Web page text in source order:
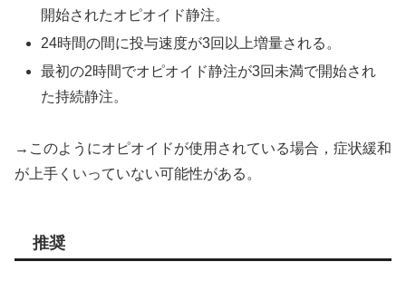
開始されたオピオイド静注。
24時間の間に投与速度が3回以上増量される。
最初の2時間でオピオイド静注が3回未満で開始され
た持続静注。
→このようにオピオイドが使用されている場合，症状緩和
が上手くいっていない可能性がある。
推奨